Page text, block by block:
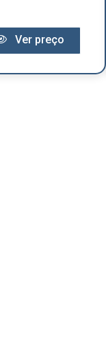
Ver preço